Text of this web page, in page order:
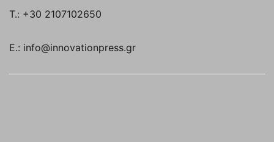
T.: +30 2107102650
E.: info@innovationpress.gr